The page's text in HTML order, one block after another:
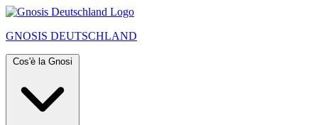
GNOSIS DEUTSCHLAND
Cos'è la Gnosi